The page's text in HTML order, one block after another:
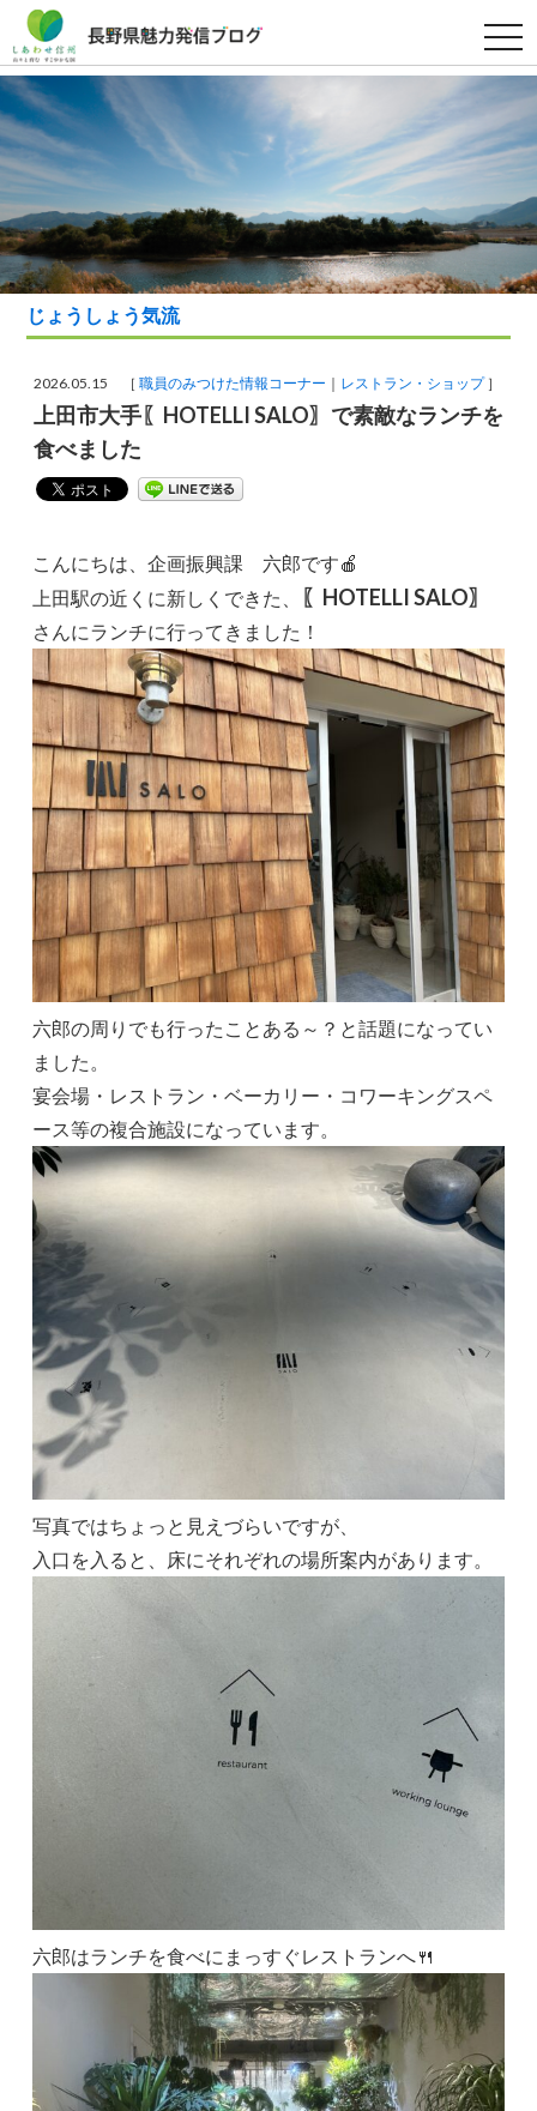
t
o
g
l
e
n
a
g
a
t
o
じょうしょう気流
2026.05.15 ［職員のみつけた情報コーナー レストラン・ショップ］
上田市大手〖HOTELLI SALO〗で素敵なランチを
食べました
こんにちは、企画振興課 六郎です🍎
上田駅の近くに新しくできた、
〖HOTELLI SALO〗
さんにランチに行ってきました！
六郎の周りでも行ったことある～？と話題になってい
ました。
宴会場・レストラン・ベーカリー・コワーキングスペ
ース等の複合施設になっています。
写真ではちょっと見えづらいですが、
入口を入ると、床にそれぞれの場所案内があります。
六郎はランチを食べにまっすぐレストランへ🍴